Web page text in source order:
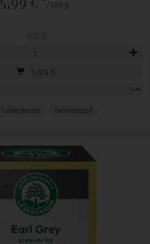
5,99 € / 100 g
5,99 €
Lebensbaum Deutschland